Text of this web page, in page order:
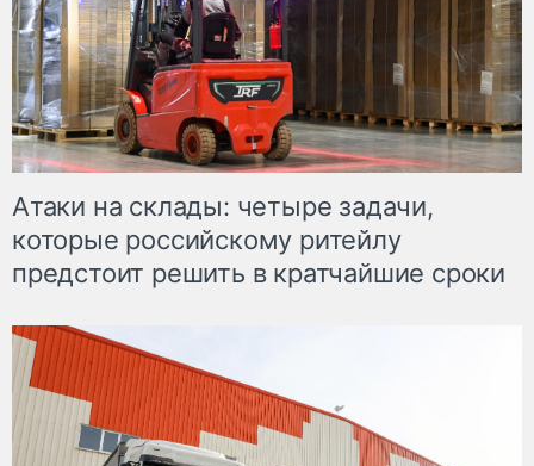
Атаки на склады: четыре задачи,
которые российскому ритейлу
предстоит решить в кратчайшие сроки